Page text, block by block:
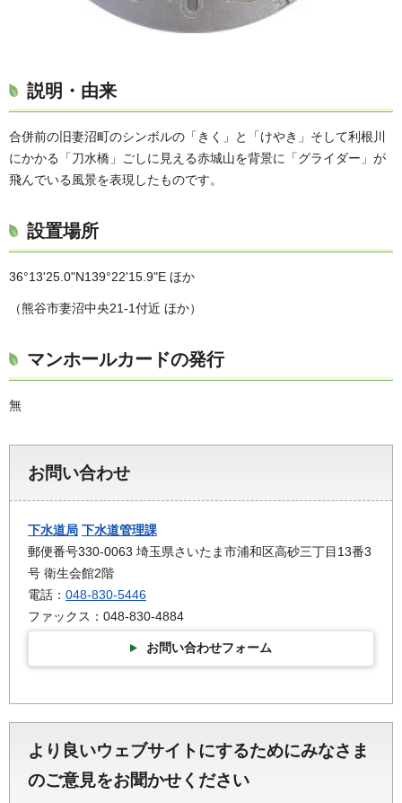
説明・由来
合併前の旧妻沼町のシンボルの「きく」と「けやき」そして利根川
にかかる「刀水橋」ごしに見える赤城山を背景に「グライダー」が
飛んでいる風景を表現したものです。
設置場所
36°13'25.0"N139°22'15.9"E ほか
（熊谷市妻沼中央21-1付近 ほか）
マンホールカードの発行
無
お問い合わせ
下水道局 下水道管理課
郵便番号330-0063 埼玉県さいたま市浦和区高砂三丁目13番3
号 衛生会館2階
電話： 048-830-5446
ファックス：048-830-4884
お問い合わせフォーム
より良いウェブサイトにするためにみなさま
のご意見をお聞かせください